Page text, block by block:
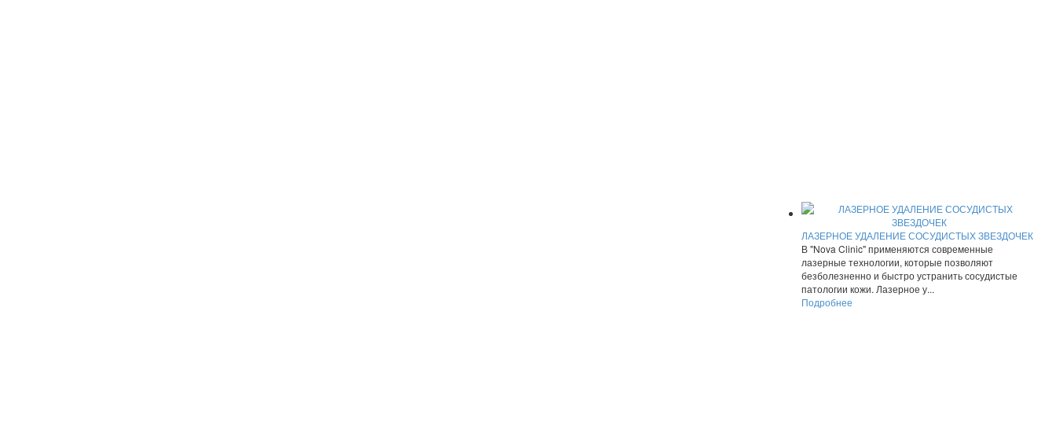
ЛАЗЕРНОЕ УДАЛЕНИЕ СОСУДИСТЫХ ЗВЕЗДОЧЕК
В "Nova Clinic" применяются современные
лазерные технологии, которые позволяют
безболезненно и быстро устранить сосудистые
патологии кожи. Лазерное у...
Подробнее